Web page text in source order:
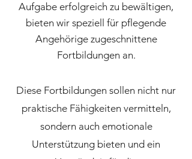
Aufgabe erfolgreich zu bewältigen,
bieten wir speziell für pflegende
Angehörige zugeschnittene
Fortbildungen an.
Diese Fortbildungen sollen nicht nur
praktische Fähigkeiten vermitteln,
sondern auch emotionale
Unterstützung bieten und ein